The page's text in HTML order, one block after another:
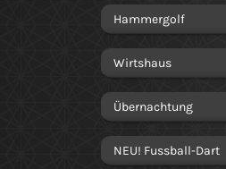
Hammergolf
Wirtshaus
Übernachtung
NEU! Fussball-Dart